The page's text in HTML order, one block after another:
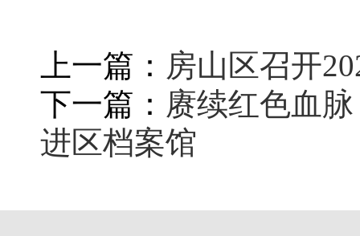
上一篇： 房山区召开
下一篇： 赓续红色血
进区档案馆